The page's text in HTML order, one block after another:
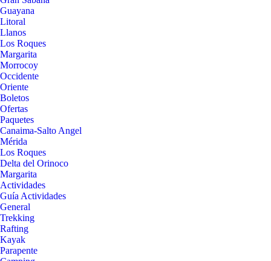
Guayana
Litoral
Llanos
Los Roques
Margarita
Morrocoy
Occidente
Oriente
Boletos
Ofertas
Paquetes
Canaima-Salto Angel
Mérida
Los Roques
Delta del Orinoco
Margarita
Actividades
Guía Actividades
General
Trekking
Rafting
Kayak
Parapente